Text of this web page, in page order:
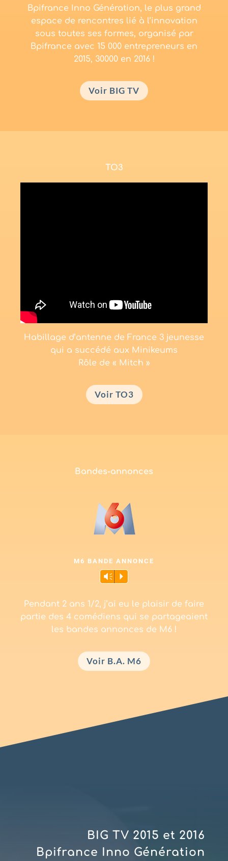
Bpifrance Inno Génération, le plus grand
espace de rencontres lié à l’innovation
sous toutes ses formes, organisé par
Bpifrance avec 15 000 entrepreneurs en
2015, 30000 en 2016 !
Voir BIG TV
TO3
Habillage d’antenne de France 3 jeunesse
qui a succédé aux Minikeums
Rôle de « Mitch »
Voir TO3
Bandes-annonces
M6 BANDE ANNONCE
Lecteur
Vm P
Pendant 2 ans 1/2, j’ai eu le plaisir de faire
partie des 4 comédiens qui se partageaient
les bandes annonces de M6 !
Voir B.A. M6
BIG TV 2015 et 2016
Bpifrance Inno Génération